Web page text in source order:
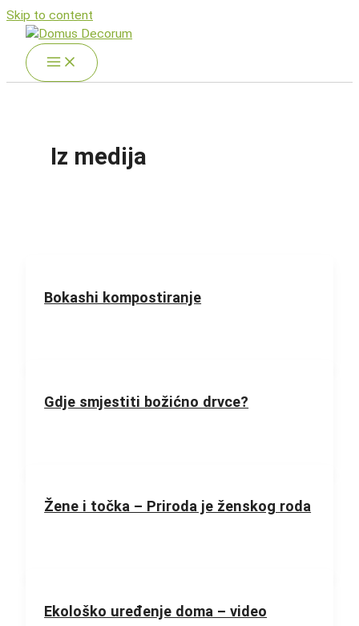
Skip to content
Iz medija
Bokashi kompostiranje
Gdje smjestiti božićno drvce?
Žene i točka – Priroda je ženskog roda
Ekološko uređenje doma – video